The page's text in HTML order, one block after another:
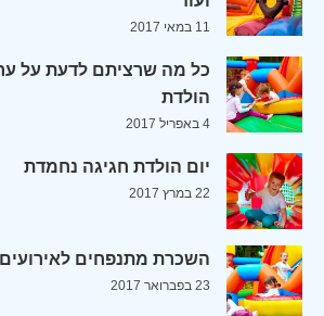
11 במאי 2017
כל מה שרציתם לדעת על
הולדת
4 באפריל 2017
יום הולדת חגיגה נחמדת
22 במרץ 2017
השכרת מתנפחים לאירועים
23 בפברואר 2017